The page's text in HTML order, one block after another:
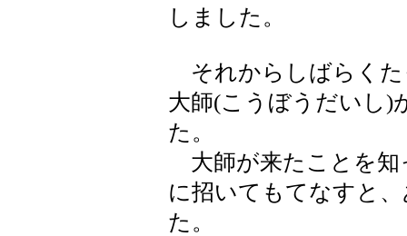
しました。
それからしばらくた
大師(こうぼうだいし)
た。
大師が来たことを知
に招いてもてなすと
た。